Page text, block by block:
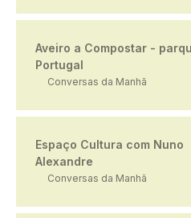
Aveiro a Compostar -
Portugal
Conversas da Manhã
Espaço Cultura com Nuno
Alexandre
Conversas da Manhã